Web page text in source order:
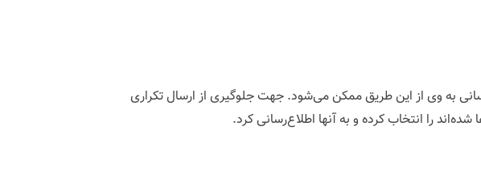
به وی از این طریق ممکن می‌شود. جهت جلوگیری از ارسال تکراری
را انتخاب کرده و به آنها اطلاع‌رسانی کرد.